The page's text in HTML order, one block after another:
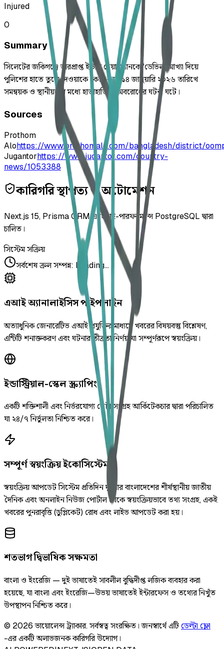
Injured
0
Summary
সিলেটের জকিগঞ্জে ভারপ্রাপ্ত ইউপি চেয়ারম্যানকে 'ডেভিল' আখ্যা দিয়ে
পুলিশের হাতে তুলে দেওয়াকে কেন্দ্র করে ১৪ জানুয়ারি ২০২৬ তারিখে
সমন্বয়ক ও স্থানীয়দের মধ্যে হাতাহাতি ও অবরোধের ঘটনা ঘটে।
Sources
Prothom
Alohttps://www.prothomalo.com/bangladesh/district/
Jugantorhttps://www.jugantor.com/country-
news/1053388
কারিগরি স্থাপত্য ও অটোমেশন
Next.js 15, Prisma ORM এবং হাই-পারফরম্যান্স PostgreSQL দ্বারা
চালিত।
সিস্টেম সক্রিয়
সর্বশেষ ক্রল সম্পন্ন: Loading...
এআই অ্যানালাইসিস পাইপলাইন
অত্যাধুনিক জেনারেটিভ এআই প্রযুক্তির মাধ্যমে খবরের বিষয়বস্তু বিশ্লেষণ,
এন্টিটি শনাক্তকরণ এবং ঘটনার তীব্রতা নির্ণয় যা সম্পূর্ণরূপে স্বয়ংক্রিয়।
ইন্ডাস্ট্রিয়াল-স্কেল স্ক্র্যাপিং
একটি শক্তিশালী এবং নির্ভরযোগ্য ডেটা সংগ্রহ আর্কিটেকচার দ্বারা পরিচালিত
যা ২৪/৭ নির্ভুলতা নিশ্চিত করে।
সম্পূর্ণ স্বয়ংক্রিয় ইকোসিস্টেম
স্বয়ংক্রিয় আপডেট সিস্টেম প্রতিদিন দুইবার বাংলাদেশের শীর্ষস্থানীয় জাতীয়
দৈনিক এবং অনলাইন নিউজ পোর্টাল থেকে স্বয়ংক্রিয়ভাবে তথ্য সংগ্রহ, একই
খবরের পুনরাবৃত্তি (ডুপ্লিকেট) রোধ এবং লাইভ আপডেট করা হয়।
শতভাগ দ্বিভাষিক সক্ষমতা
বাংলা ও ইংরেজি — দুই ভাষাতেই সাবলীল বুদ্ধিদীপ্ত লজিক ব্যবহার করা
হয়েছে, যা বাংলা এবং ইংরেজি—উভয় ভাষাতেই ইন্টারফেস ও তথ্যের নিখুঁত
উপস্থাপন নিশ্চিত করে।
© 2026 ভায়োলেন্স ট্র্যাকার.সর্বস্বত্ব সংরক্ষিত। জনস্বার্থে এটিডেল্টা ফ্লো
-এর একটি অলাভজনক কারিগরি উদ্যোগ।